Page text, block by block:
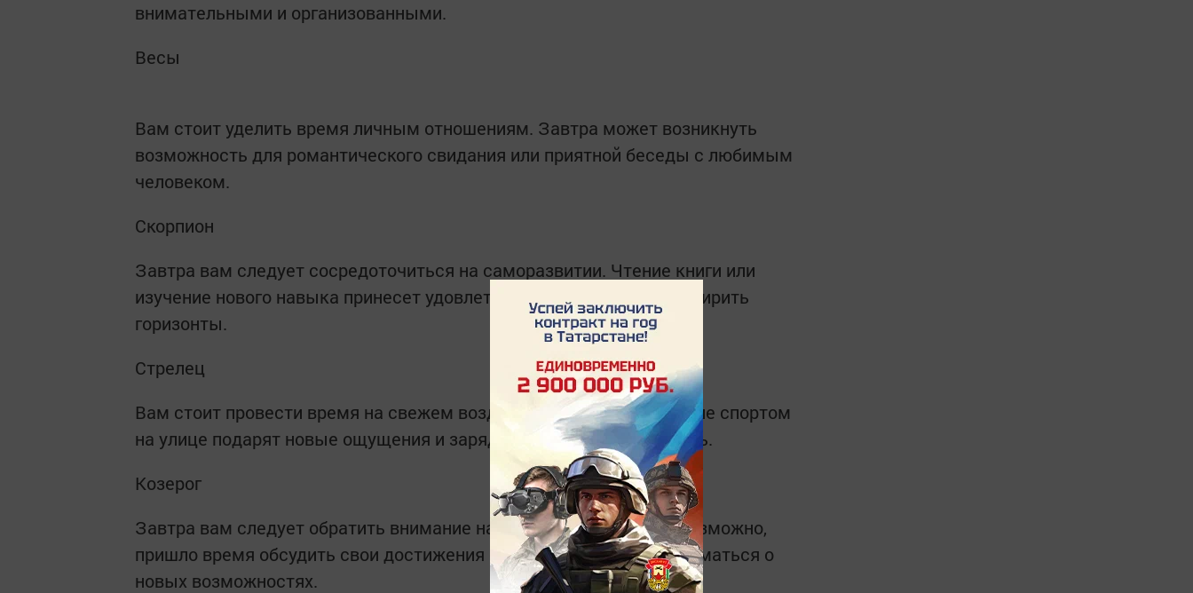
внимательными и организованными.
Весы
Вам стоит уделить время личным отношениям. Завтра может возникнуть
возможность для романтического свидания или приятной беседы с любимым
человеком.
Скорпион
Завтра вам следует сосредоточиться на саморазвитии. Чтение книги или
изучение нового навыка принесет удовлетворение и поможет расширить
горизонты.
Стрелец
Вам стоит провести время на свежем воздухе. Прогулка или занятие спортом
на улице подарят новые ощущения и зарядят энергией на весь день.
Козерог
Завтра вам следует обратить внимание на карьерные аспекты. Возможно,
пришло время обсудить свои достижения с руководством или задуматься о
новых возможностях.